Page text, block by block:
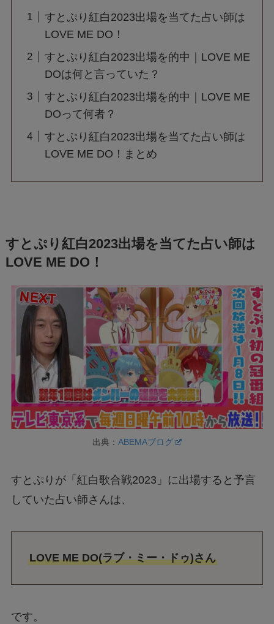
すとぷり紅白2023出場を当てた占い師は
LOVE ME DO！
すとぷり紅白2023出場を的中｜LOVE ME
DOは何と言っていた？
すとぷり紅白2023出場を的中｜LOVE ME
DOって何者？
すとぷり紅白2023出場を当てた占い師は
LOVE ME DO！まとめ
すとぷり紅白2023出場を当てた占い師は
LOVE ME DO！
出典： ABEMAブログ
すとぷりが「紅白歌合戦2023」に出場すると予言
していた占い師さんは、
LOVE ME DO(ラブ・ミー・ドゥ)さん
です。